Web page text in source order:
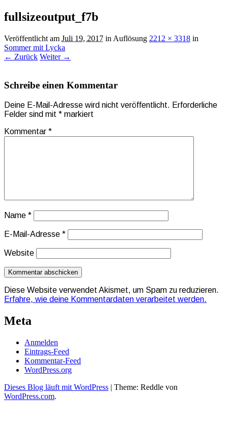
fullsizeoutput_f7b
Veröffentlicht am Juli 19, 2017 in Auflösung 2212 × 3318 in
Sommer mit Lycka
← Zurück Weiter →
Schreibe einen Kommentar
Deine E-Mail-Adresse wird nicht veröffentlicht. Erforderliche
Felder sind mit * markiert
Kommentar *
Name *
E-Mail-Adresse *
Website
Diese Website verwendet Akismet, um Spam zu reduzieren.
Erfahre, wie deine Kommentardaten verarbeitet werden.
Meta
Anmelden
Eintrags-Feed
Kommentar-Feed
WordPress.org
Dieses Blog läuft mit WordPress | Theme: Reddle von
WordPress.com.